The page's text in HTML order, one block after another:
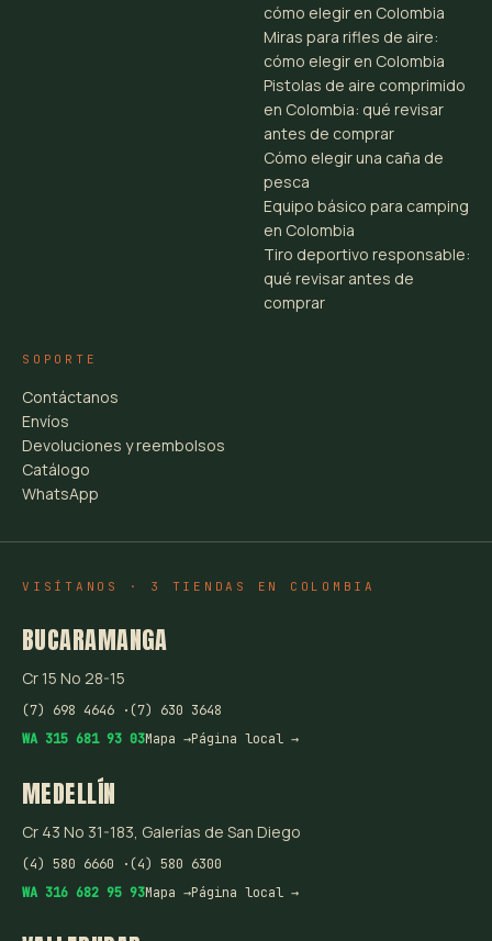
cómo elegir en Colombia
Miras para rifles de aire:
cómo elegir en Colombia
Pistolas de aire comprimido
en Colombia: qué revisar
antes de comprar
Cómo elegir una caña de
pesca
Equipo básico para camping
en Colombia
Tiro deportivo responsable:
qué revisar antes de
comprar
SOPORTE
Contáctanos
Envíos
Devoluciones y reembolsos
Catálogo
WhatsApp
VISÍTANOS · 3 TIENDAS EN COLOMBIA
BUCARAMANGA
Cr 15 No 28-15
(7) 698 4646 ·(7) 630 3648
WA 315 681 93 03Mapa →Página local →
MEDELLÍN
Cr 43 No 31-183, Galerías de San Diego
(4) 580 6660 ·(4) 580 6300
WA 316 682 95 93Mapa →Página local →